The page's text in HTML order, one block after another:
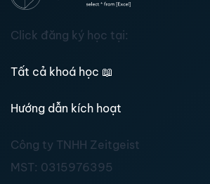
Click đăng ký học tại:
Tất cả khoá học 📖
Hướng dẫn kích hoạt
Công ty TNHH Zeitgeist
MST: 0315976395